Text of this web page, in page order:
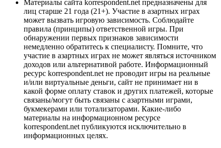
Материалы сайта korrespondent.net предназначены для
лиц старше 21 года (21+). Участие в азартных играх
может вызвать игровую зависимость. Соблюдайте
правила (принципы) ответственной игры. При
обнаружении первых признаков зависимости
немедленно обратитесь к специалисту. Помните, что
участие в азартных играх не может являться источником
доходов или альтернативой работе. Информационный
ресурс korrespondent.net не проводит игры на реальные
и/или виртуальные деньги, сайт не принимает ни в
какой форме оплату ставок и других платежей, которые
связаны/могут быть связаны с азартными играми,
букмекерами или тотализаторами. Какие-либо
материалы на информационном ресурсе
korrespondent.net публикуются исключительно в
информационных целях.